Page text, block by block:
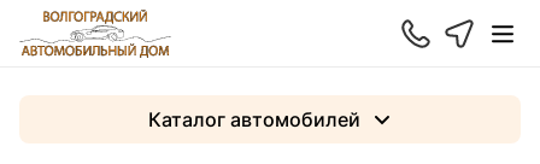
Каталог автомобилей